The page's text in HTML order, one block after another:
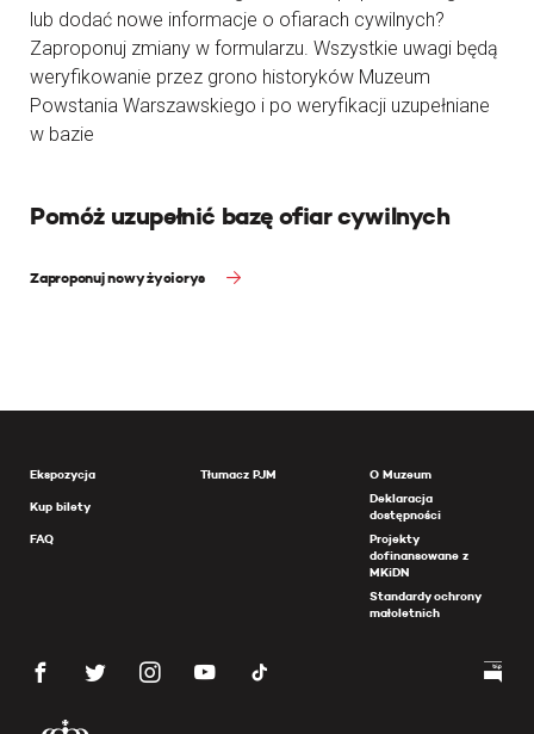
lub dodać nowe informacje o ofiarach cywilnych?
Zaproponuj zmiany w formularzu. Wszystkie uwagi będą
weryfikowanie przez grono historyków Muzeum
Powstania Warszawskiego i po weryfikacji uzupełniane
w bazie
Pomóż uzupełnić bazę ofiar cywilnych
Zaproponuj nowy życiorys
Ekspozycja
Kup bilety
FAQ
Tłumacz PJM
O Muzeum
Deklaracja
dostępności
Projekty
dofinansowane z
MKiDN
Standardy ochrony
małoletnich